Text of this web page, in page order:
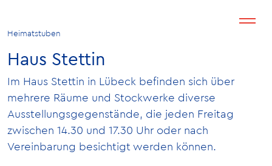
Heimatstuben
Haus Stettin
Im Haus Stettin in Lübeck befinden sich über
mehrere Räume und Stockwerke diverse
Ausstellungsgegenstände, die jeden Freitag
zwischen 14.30 und 17.30 Uhr oder nach
Vereinbarung besichtigt werden können.